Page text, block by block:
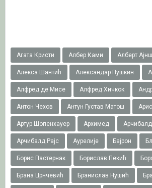
Агата Кристи Албер Ками Алберт
Алекса Шантић Александар Пушкин
Алфред де Мисе Алфред Хичкок
Антон Чехов Антун Густав Матош
Артур Шопенхауер Архимед
Арчибалд Рајс Аурелије Бајрон
Борис Пастернак Борислав Пекић
Брана Црнчевић Бранислав Нушић